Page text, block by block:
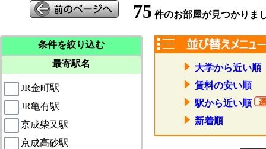
75 件のお部屋が見つかりま
条件を絞り込む
最寄駅名
JR金町駅
JR亀有駅
京成柴又駅
京成高砂駅
大学から近い順
賃料の安い順
駅から近い順
新着順